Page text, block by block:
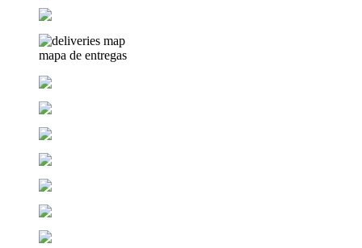
mapa de entregas